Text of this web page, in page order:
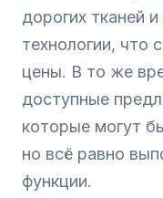
дорогих тканей
технологии, что
цены. В то же
доступные
которые могут
но всё равно
функции.